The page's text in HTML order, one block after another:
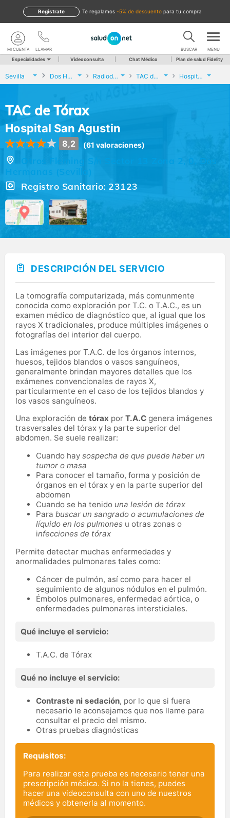
te regalamos -5% de descuento para tu compra
Regístrate
LLAMAR
MI CUENTA BUSCAR MENU
Especialidades Videoconsulta Chat Médico Plan de salud Fidelity
Sevilla Dos Hermanas Radiodiagnóstico TAC de Tórax Hospital San Agustin
TAC de Tórax
Hospital San Agustin
8,2 (61 valoraciones)
Otros Fleming S/n Sector 13 Zona 2, 0, Dos
Hermanas (Sevilla)
Registro Sanitario: 23123
DESCRIPCIÓN DEL SERVICIO
La tomografía computarizada, más comunmente
conocida como exploración por T.C. o T.A.C., es un
examen médico de diagnóstico que, al igual que los
rayos X tradicionales, produce múltiples imágenes o
fotografías del interior del cuerpo.
Las imágenes por T.A.C. de los órganos internos,
huesos, tejidos blandos o vasos sanguíneos,
generalmente brindan mayores detalles que los
exámenes convencionales de rayos X,
particularmente en el caso de los tejidos blandos y
los vasos sanguíneos.
Una exploración de tórax por T.A.C genera imágenes
trasversales del tórax y la parte superior del
abdomen. Se suele realizar:
Cuando hay sospecha de que puede haber un
tumor o masa
Para conocer el tamaño, forma y posición de
órganos en el tórax y en la parte superior del
abdomen
Cuando se ha tenido una lesión de tórax
Para buscar un sangrado o acumulaciones de
líquido en los pulmones u otras zonas o
infecciones de tórax
Permite detectar muchas enfermedades y
anormalidades pulmonares tales como:
Cáncer de pulmón, así como para hacer el
seguimiento de algunos nódulos en el pulmón.
Émbolos pulmonares, enfermedad aórtica, o
enfermedades pulmonares intersticiales.
Qué incluye el servicio:
T.A.C. de Tórax
Qué no incluye el servicio:
Contraste ni sedación, por lo que si fuera
necesario le aconsejamos que nos llame para
consultar el precio del mismo.
Otras pruebas diagnósticas
Requisitos:
Para realizar esta prueba es necesario tener una
prescripción médica. Si no la tienes, puedes
hacer una videoconsulta con uno de nuestros
médicos y obtenerla al momento.